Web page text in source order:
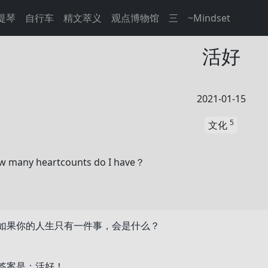
琴 自行车 精文萃义 观点博物馆 三 ~Mindset
活好
2021-01-15
文化 5
many heartcounts do I have？
果你的人生只有一件事，会是什么？